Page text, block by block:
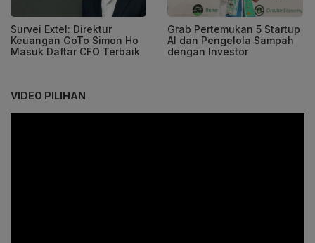
Survei Extel: Direktur
Keuangan GoTo Simon Ho
Masuk Daftar CFO Terbaik
Grab Pertemukan 5 Startup
AI dan Pengelola Sampah
dengan Investor
VIDEO PILIHAN